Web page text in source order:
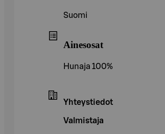
Suomi
Ainesosat
Hunaja 100%
Yhteystiedot
Valmistaja